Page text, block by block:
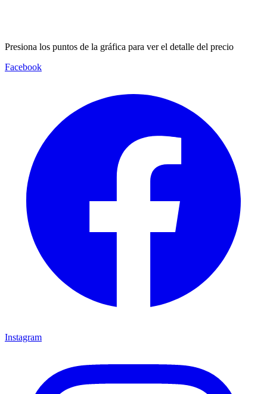
Presiona los puntos de la gráfica para ver el detalle del precio
Facebook
Instagram